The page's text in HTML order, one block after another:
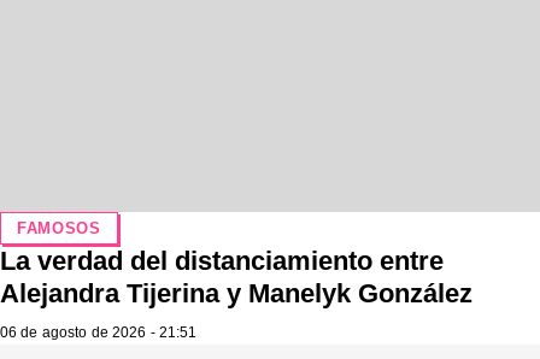
FAMOSOS
La verdad del distanciamiento entre
Alejandra Tijerina y Manelyk González
06 de agosto de 2026 - 21:51